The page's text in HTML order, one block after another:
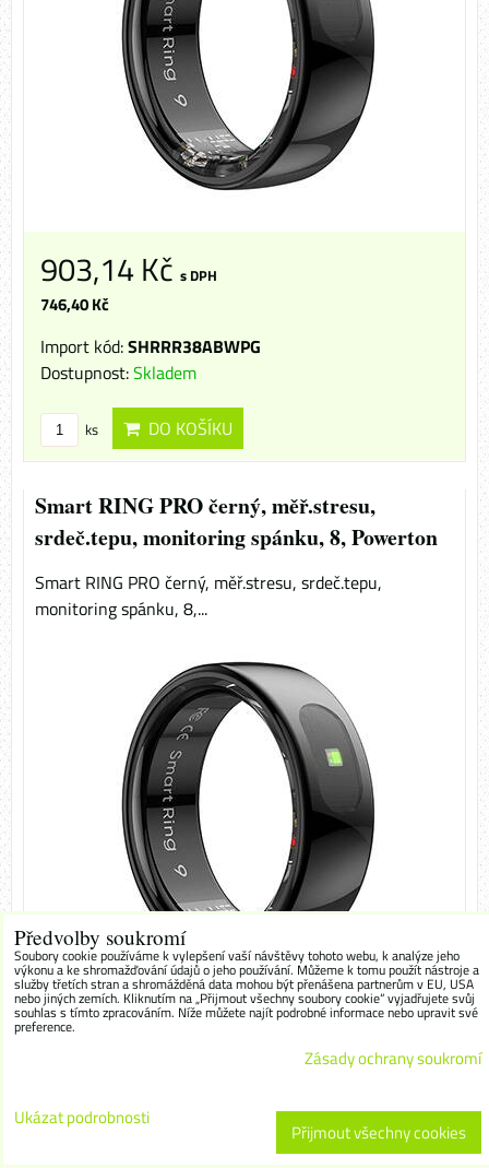
903,14 Kč s DPH
746,40 Kč
Import kód:SHRRR38ABWPG
Dostupnost:Skladem
ks DO KOŠÍKU
Smart RING PRO černý, měř.stresu,
srdeč.tepu, monitoring spánku, 8, Powerton
Smart RING PRO černý, měř.stresu, srdeč.tepu,
monitoring spánku, 8,...
903,14 Kč
Import kód:SHRRR39ABWPG
Předvolby soukromí
Soubory cookie používáme k vylepšení vaší návštěvy tohoto webu, k analýze jeho
výkonu a ke shromažďování údajů o jeho používání. Můžeme k tomu použít nástroje a
služby třetích stran a shromážděná data mohou být přenášena partnerům v EU, USA
nebo jiných zemích. Kliknutím na „Přijmout všechny soubory cookie“ vyjadřujete svůj
souhlas s tímto zpracováním. Níže můžete najít podrobné informace nebo upravit své
preference.
Zásady ochrany soukromí
Ukázat podrobnosti
Přijmout všechny cookies